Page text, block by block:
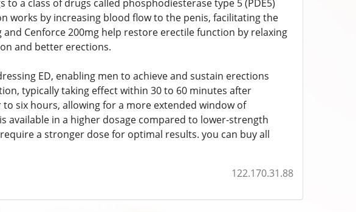
a class of drugs called phosphodiesterase type 5 (PDE5)
works by increasing blood flow to the penis, facilitating the
Cenforce 200mg help restore erectile function by relaxing
and better erections.
ED, enabling men to achieve and sustain erections
typically taking effect within 30 to 60 minutes after
six hours, allowing for a more extended window of
available in a higher dosage compared to lower-strength
a stronger dose for optimal results. you can buy all
122.170.31.88